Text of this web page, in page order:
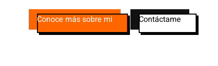
Conoce más sobre mi Contáctame